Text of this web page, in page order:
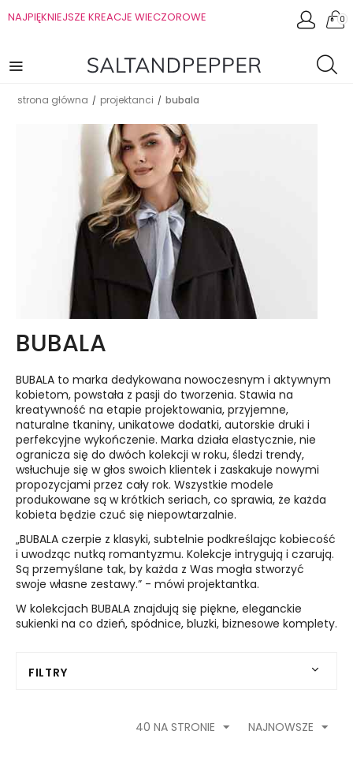
NAJPIĘKNIEJSZE KREACJE WIECZOROWE 0
strona główna / projektanci / bubala
BUBALA
BUBALA to marka dedykowana nowoczesnym i aktywnym
kobietom, powstała z pasji do tworzenia. Stawia na
kreatywność na etapie projektowania, przyjemne,
naturalne tkaniny, unikatowe dodatki, autorskie druki i
perfekcyjne wykończenie. Marka działa elastycznie, nie
ogranicza się do dwóch kolekcji w roku, śledzi trendy,
wsłuchuje się w głos swoich klientek i zaskakuje nowymi
propozycjami przez cały rok. Wszystkie modele
produkowane są w krótkich seriach, co sprawia, że każda
kobieta będzie czuć się niepowtarzalnie.
„BUBALA czerpie z klasyki, subtelnie podkreślając kobiecość
i uwodząc nutką romantyzmu. Kolekcje intrygują i czarują.
Są przemyślane tak, by każda z Was mogła stworzyć
swoje własne zestawy.” - mówi projektantka.
W kolekcjach BUBALA znajdują się piękne, eleganckie
sukienki na co dzień, spódnice, bluzki, biznesowe komplety.
FILTRY
NAJNOWSZE
40 NA STRONIE